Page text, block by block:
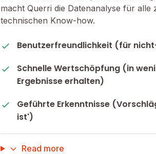
macht Querri die Datenanalyse für
technischen Know-how.
Benutzerfreundlichkeit (für
Schnelle Wertschöpfung (in
Ergebnisse erhalten)
Geführte Erkenntnisse
ist')
Read more